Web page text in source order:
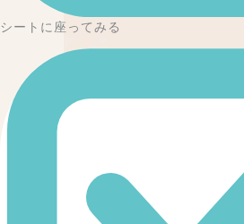
シートに座ってみる